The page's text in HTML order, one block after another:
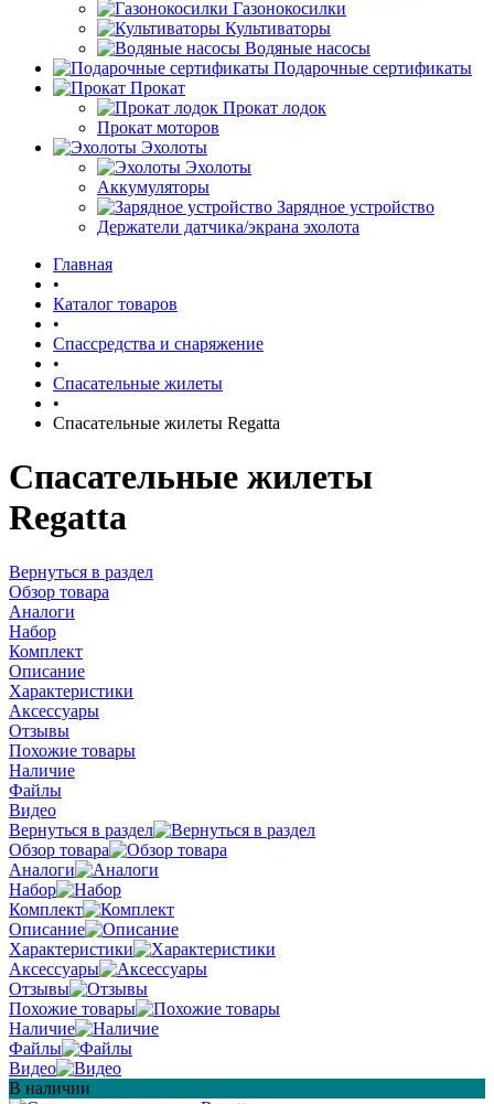
Газонокосилки
Культиваторы
Водяные насосы
Подарочные сертификаты
Прокат
Прокат лодок
Прокат моторов
Эхолоты
Эхолоты
Аккумуляторы
Зарядное устройство
Держатели датчика/экрана эхолота
Главная
•
Каталог товаров
•
Спассредства и снаряжение
•
Спасательные жилеты
•
Спасательные жилеты Regatta
Спасательные жилеты
Regatta
Вернуться в раздел
Обзор товара
Аналоги
Набор
Комплект
Описание
Характеристики
Аксессуары
Отзывы
Похожие товары
Наличие
Файлы
Видео
Вернуться в раздел
Обзор товара
Аналоги
Набор
Комплект
Описание
Характеристики
Аксессуары
Отзывы
Похожие товары
Наличие
Файлы
Видео
В наличии